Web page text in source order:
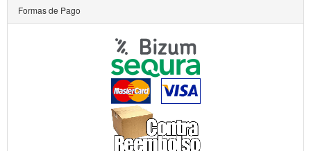
Formas de Pago